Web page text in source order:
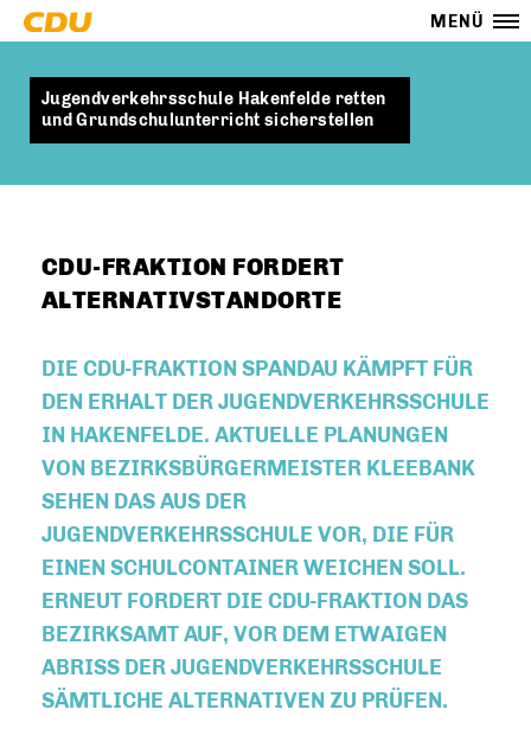
MENÜ
Jugendverkehrsschule Hakenfelde retten
und Grundschulunterricht sicherstellen
CDU-FRAKTION FORDERT
ALTERNATIVSTANDORTE
DIE CDU-FRAKTION SPANDAU KÄMPFT FÜR
DEN ERHALT DER JUGENDVERKEHRSSCHULE
IN HAKENFELDE. AKTUELLE PLANUNGEN
VON BEZIRKSBÜRGERMEISTER KLEEBANK
SEHEN DAS AUS DER
JUGENDVERKEHRSSCHULE VOR, DIE FÜR
EINEN SCHULCONTAINER WEICHEN SOLL.
ERNEUT FORDERT DIE CDU-FRAKTION DAS
BEZIRKSAMT AUF, VOR DEM ETWAIGEN
ABRISS DER JUGENDVERKEHRSSCHULE
SÄMTLICHE ALTERNATIVEN ZU PRÜFEN.